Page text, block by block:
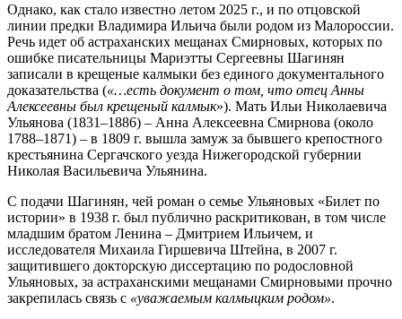
Однако, как стало известно летом 2025 г., и по отцовской
линии предки Владимира Ильича были родом из Малороссии.
Речь идет об астраханских мещанах Смирновых, которых по
ошибке писательницы Мариэтты Сергеевны Шагинян
записали в крещеные калмыки без единого документального
доказательства («…есть документ о том, что отец Анны
Алексеевны был крещеный калмык»). Мать Ильи Николаевича
Ульянова (1831–1886) – Анна Алексеевна Смирнова (около
1788–1871) – в 1809 г. вышла замуж за бывшего крепостного
крестьянина Сергачского уезда Нижегородской губернии
Николая Васильевича Ульянина.
С подачи Шагинян, чей роман о семье Ульяновых «Билет по
истории» в 1938 г. был публично раскритикован, в том числе
младшим братом Ленина – Дмитрием Ильичем, и
исследователя Михаила Гиршевича Штейна, в 2007 г.
защитившего докторскую диссертацию по родословной
Ульяновых, за астраханскими мещанами Смирновыми прочно
закрепилась связь с «уважаемым калмыцким родом».